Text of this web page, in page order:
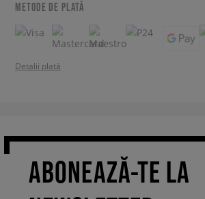
METODE DE PLATĂ
Detalii plată
ABONEAZĂ-TE LA